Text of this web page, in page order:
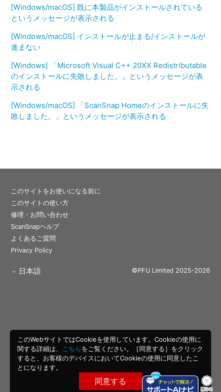
[Windows/macOS] 既に本製品がインストールされている
というメッセージが表示される
[Windows/macOS] インストールが止まる/インストールが
進まない
[Windows] 「Microsoft Visual C++ 20XX Redistributable
のインストールに失敗しました。」というメッセージが表
示される
[Windows/macOS] 「ScanSnap Homeのインストールに失
敗しました。」というメッセージが表示される
このサイトをお使いになる前に
このサイトの使い方
修理・お問い合わせ
ScanSnapヘルプ
よくあるご質問
Privacy Policy
日本語 ©PFU Limited 2025-2026
このWebサイトではCookieを使用しています。Cookieの使用に
関する詳細は、
こちらをご覧ください。［同意する］をクリック
すると、お客様のデバイスにおいてCookieの使用に同意したこ
とになります。
同意する